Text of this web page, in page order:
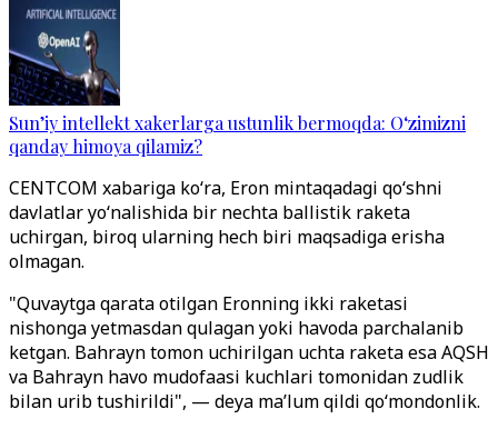
Sun’iy intellekt xakerlarga ustunlik bermoqda: O‘zimizni
qanday himoya qilamiz?
CENTCOM xabariga ko‘ra, Eron mintaqadagi qo‘shni
davlatlar yo‘nalishida bir nechta ballistik raketa
uchirgan, biroq ularning hech biri maqsadiga erisha
olmagan.
"Quvaytga qarata otilgan Eronning ikki raketasi
nishonga yetmasdan qulagan yoki havoda parchalanib
ketgan. Bahrayn tomon uchirilgan uchta raketa esa AQSH
va Bahrayn havo mudofaasi kuchlari tomonidan zudlik
bilan urib tushirildi", — deya ma’lum qildi qo‘mondonlik.